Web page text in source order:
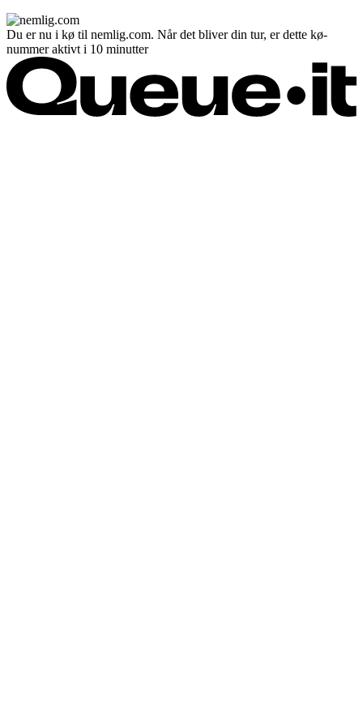
Du er nu i kø til nemlig.com. Når det bliver din tur, er dette kø-
nummer aktivt i 10 minutter